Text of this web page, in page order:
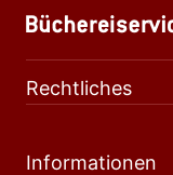
Rechtliches
Informationen